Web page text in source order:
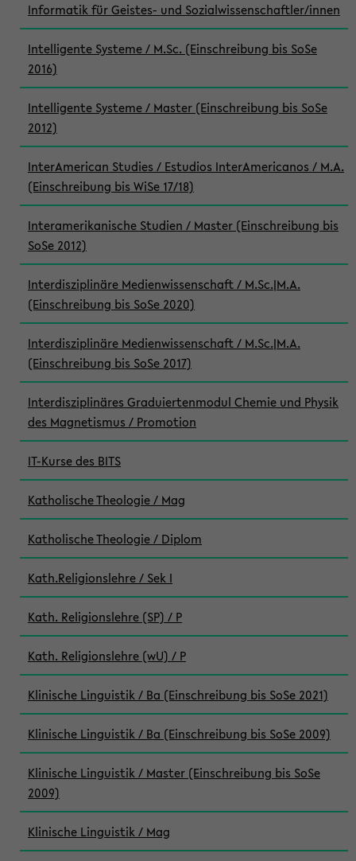
Informatik für Geistes- und Sozialwissenschaftler/innen
Intelligente Systeme / M.Sc. (Einschreibung bis SoSe
2016)
Intelligente Systeme / Master (Einschreibung bis SoSe
2012)
InterAmerican Studies / Estudios InterAmericanos / M.A.
(Einschreibung bis WiSe 17/18)
Interamerikanische Studien / Master (Einschreibung bis
SoSe 2012)
Interdisziplinäre Medienwissenschaft / M.Sc.|M.A.
(Einschreibung bis SoSe 2020)
Interdisziplinäre Medienwissenschaft / M.Sc.|M.A.
(Einschreibung bis SoSe 2017)
Interdisziplinäres Graduiertenmodul Chemie und Physik
des Magnetismus / Promotion
IT-Kurse des BITS
Katholische Theologie / Mag
Katholische Theologie / Diplom
Kath.Religionslehre / Sek I
Kath. Religionslehre (SP) / P
Kath. Religionslehre (wU) / P
Klinische Linguistik / Ba (Einschreibung bis SoSe 2021)
Klinische Linguistik / Ba (Einschreibung bis SoSe 2009)
Klinische Linguistik / Master (Einschreibung bis SoSe
2009)
Klinische Linguistik / Mag